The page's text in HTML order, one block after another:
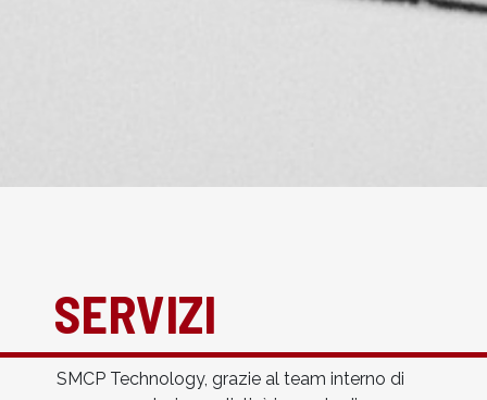
SERVIZI
SMCP Technology, grazie al team interno di